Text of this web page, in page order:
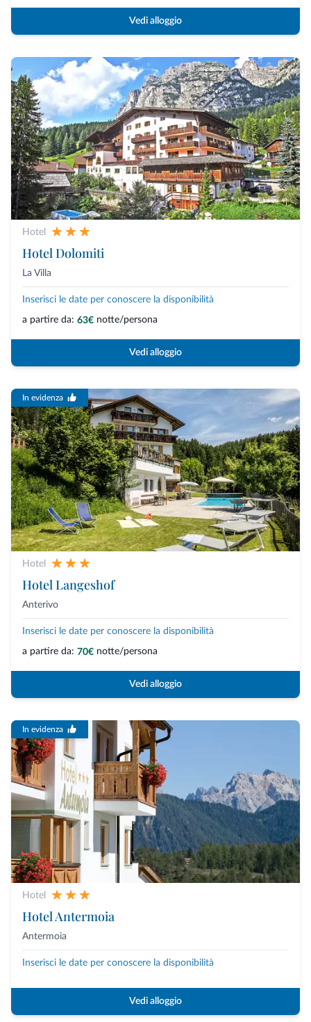
Vedi alloggio
Hotel
Hotel Dolomiti
La Villa
Inserisci le date per conoscere la disponibilità
a partire da: 63€ notte/persona
Vedi alloggio
In evidenza
Hotel
Hotel Langeshof
Anterivo
Inserisci le date per conoscere la disponibilità
a partire da: 70€ notte/persona
Vedi alloggio
In evidenza
Hotel
Hotel Antermoia
Antermoia
Inserisci le date per conoscere la disponibilità
Vedi alloggio